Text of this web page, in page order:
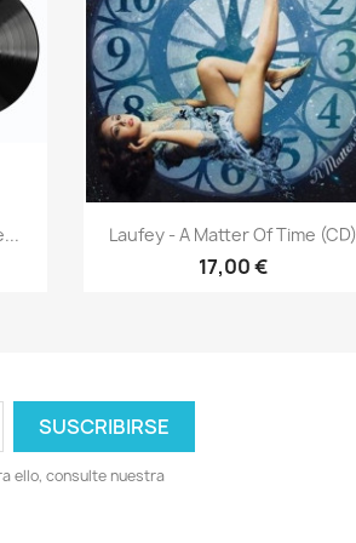
 Vista rápida
Laufey - A Matter Of Time (CD)
17,00 €
ello, consulte nuestra